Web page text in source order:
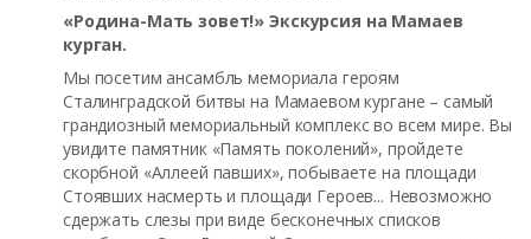
«Родина-Мать зовет!» Экскурсия на Мамаев
курган.
Мы посетим ансамбль мемориала героям
Сталинградской битвы на Мамаевом кургане – самый
грандиозный мемориальный комплекс во всем мире. Вы
увидите памятник «Память поколений», пройдете
скорбной «Аллеей павших», побываете на площади
Стоявших насмерть и площади Героев... Невозможно
сдержать слезы при виде бесконечных списков